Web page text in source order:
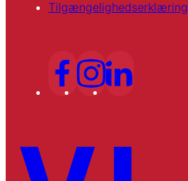
Tilgængelighedserklæring